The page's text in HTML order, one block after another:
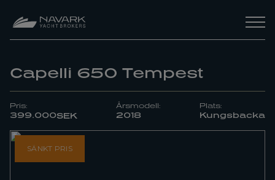
Capelli 650 Tempest
Pris:
399.000SEK
Årsmodell:
2018
Plats:
Kungsbacka
SÄNKT PRIS